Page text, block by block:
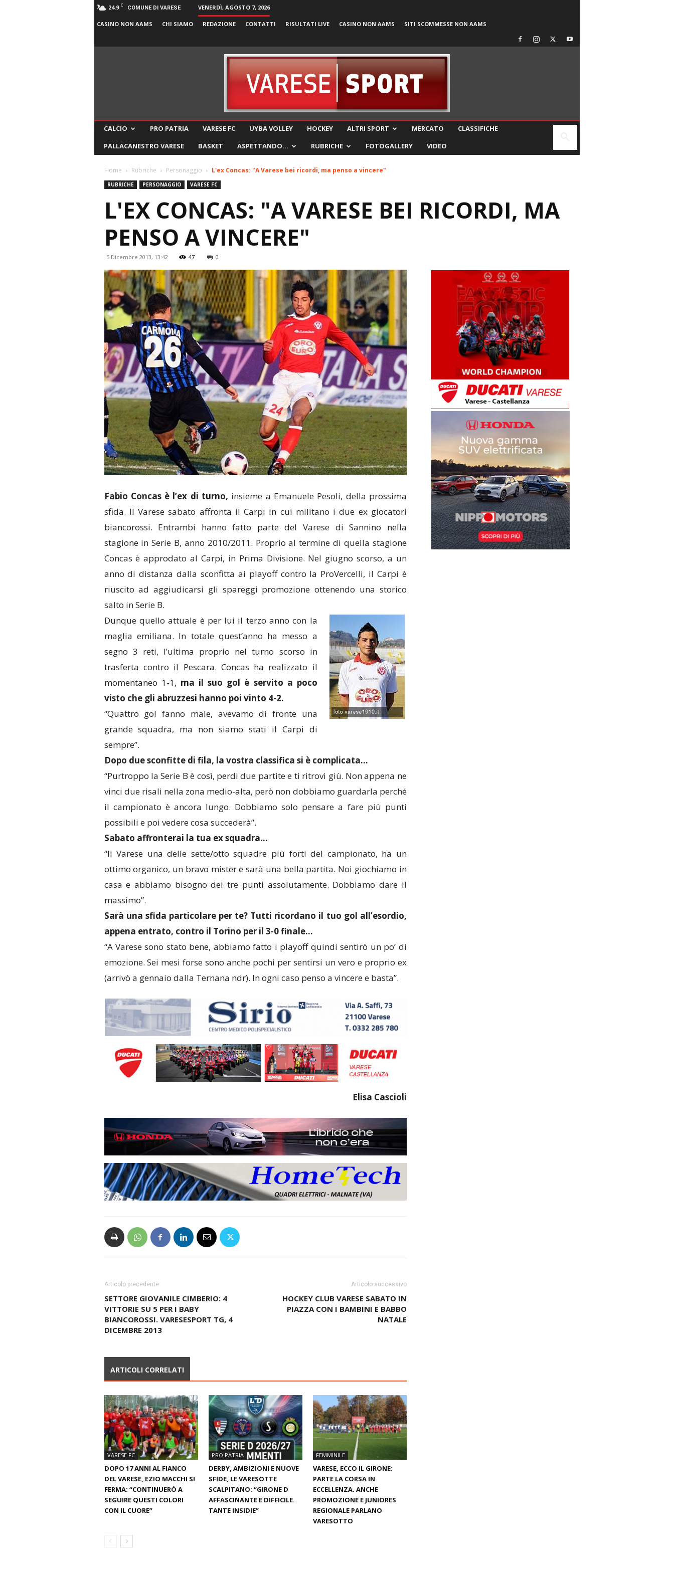
24.9 C COMUNE DI VARESE VENERDÌ, AGOSTO 7, 2026
CASINO NON AAMS CHI SIAMO REDAZIONE CONTATTI RISULTATI LIVE CASINO NON AAMS SITI SCOMMESSE NON AAMS
CALCIO PRO PATRIA VARESE FC UYBA VOLLEY HOCKEY ALTRI SPORT MERCATO
CLASSIFICHE
PALLACANESTRO VARESE
BASKET ASPETTANDO… RUBRICHE FOTOGALLERY VIDEO
Home Rubriche Personaggio L'ex Concas: "A Varese bei ricordi, ma penso a vincere"
RUBRICHE PERSONAGGIO VARESE FC
L'EX CONCAS: "A VARESE BEI RICORDI, MA
PENSO A VINCERE"
5 Dicembre 2013, 13:42 47 0
Fabio Concas è l’ex di turno, insieme a Emanuele Pesoli, della prossima
sfida. Il Varese sabato affronta il Carpi in cui militano i due ex giocatori
biancorossi. Entrambi hanno fatto parte del Varese di Sannino nella
stagione in Serie B, anno 2010/2011. Proprio al termine di quella stagione
Concas è approdato al Carpi, in Prima Divisione. Nel giugno scorso, a un
anno di distanza dalla sconfitta ai playoff contro la ProVercelli, il Carpi è
riuscito ad aggiudicarsi gli spareggi promozione ottenendo una storico
salto in Serie B.
Dunque quello attuale è per lui il terzo anno con la
maglia emiliana. In totale quest’anno ha messo a
segno 3 reti, l’ultima proprio nel turno scorso in
trasferta contro il Pescara. Concas ha realizzato il
momentaneo 1-1, ma il suo gol è servito a poco
visto che gli abruzzesi hanno poi vinto 4-2.
“Quattro gol fanno male, avevamo di fronte una
grande squadra, ma non siamo stati il Carpi di
sempre”.
Dopo due sconfitte di fila, la vostra classifica si è complicata…
“Purtroppo la Serie B è così, perdi due partite e ti ritrovi giù. Non appena ne
vinci due risali nella zona medio-alta, però non dobbiamo guardarla perché
il campionato è ancora lungo. Dobbiamo solo pensare a fare più punti
possibili e poi vedere cosa succederà”.
Sabato affronterai la tua ex squadra…
“Il Varese una delle sette/otto squadre più forti del campionato, ha un
ottimo organico, un bravo mister e sarà una bella partita. Noi giochiamo in
casa e abbiamo bisogno dei tre punti assolutamente. Dobbiamo dare il
massimo”.
Sarà una sfida particolare per te? Tutti ricordano il tuo gol all’esordio,
appena entrato, contro il Torino per il 3-0 finale…
“A Varese sono stato bene, abbiamo fatto i playoff quindi sentirò un po’ di
emozione. Sei mesi forse sono anche pochi per sentirsi un vero e proprio ex
(arrivò a gennaio dalla Ternana ndr). In ogni caso penso a vincere e basta”.
Elisa Cascioli
Articolo precedente
SETTORE GIOVANILE CIMBERIO: 4
VITTORIE SU 5 PER I BABY
BIANCOROSSI. VARESESPORT TG, 4
DICEMBRE 2013
Articolo successivo
HOCKEY CLUB VARESE SABATO IN
PIAZZA CON I BAMBINI E BABBO
NATALE
ARTICOLI CORRELATI
VARESE FC
DOPO 17 ANNI AL FIANCO
DEL VARESE, EZIO MACCHI SI
FERMA: “CONTINUERÒ A
SEGUIRE QUESTI COLORI
CON IL CUORE”
PRO PATRIA
DERBY, AMBIZIONI E NUOVE
SFIDE, LE VARESOTTE
SCALPITANO: “GIRONE D
AFFASCINANTE E DIFFICILE.
TANTE INSIDIE”
FEMMINILE
VARESE, ECCO IL GIRONE:
PARTE LA CORSA IN
ECCELLENZA. ANCHE
PROMOZIONE E JUNIORES
REGIONALE PARLANO
VARESOTTO